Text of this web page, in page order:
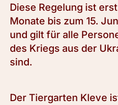
Diese Regelung ist
Monate bis zum 15.
und gilt für alle
des Kriegs aus der
sind.
Der Tiergarten Kleve